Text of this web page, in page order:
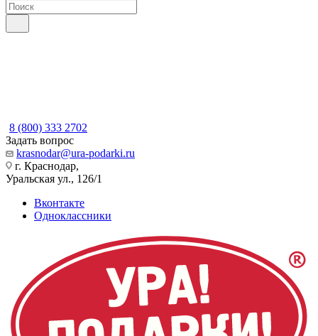
8 (800) 333 2702
Задать вопрос
krasnodar@ura-podarki.ru
г. Краснодар,
Уральская ул., 126/1
Вконтакте
Одноклассники